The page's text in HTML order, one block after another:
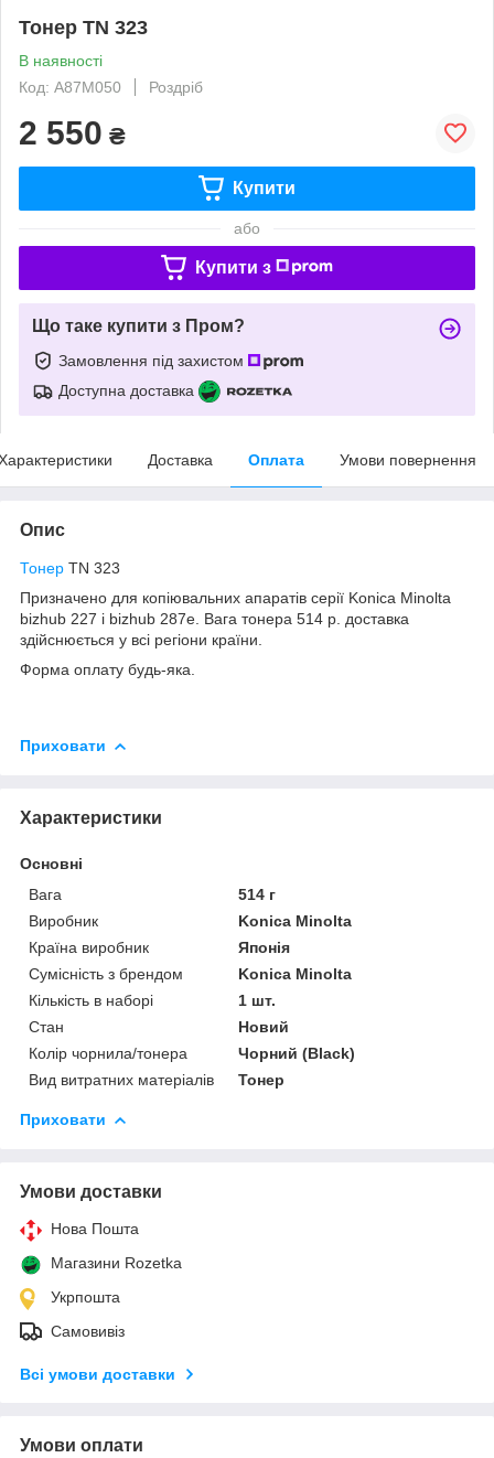
Тонер TN 323
В наявності
Код: A87M050
Роздріб
2 550 ₴
Купити
або
Купити з
Що таке купити з Пром?
Замовлення під захистом
Доступна доставка
Доставка Оплата Умови повернення
Опис
Тонер TN 323
Призначено для копіювальних апаратів серії Konica Minolta
bizhub 227 і bizhub 287e. Вага тонера 514 р. доставка
здійснюється у всі регіони країни.
Форма оплату будь-яка.
Приховати
Характеристики
Основні
Вага
514 г
Виробник
Konica Minolta
Країна виробник
Японія
Сумісність з брендом
Konica Minolta
Кількість в наборі
1 шт.
Стан
Новий
Колір чорнила/тонера
Чорний (Black)
Вид витратних матеріалів
Тонер
Приховати
Умови доставки
Нова Пошта
Магазини Rozetka
Укрпошта
Самовивіз
Всі умови доставки
Умови оплати